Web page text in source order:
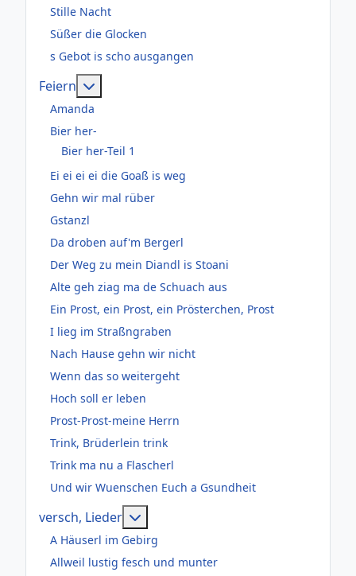
Stille Nacht
Süßer die Glocken
s Gebot is scho ausgangen
Feiern
Amanda
Bier her-
Bier her-Teil 1
Ei ei ei ei die Goaß is weg
Gehn wir mal rüber
Gstanzl
Da droben auf'm Bergerl
Der Weg zu mein Diandl is Stoani
Alte geh ziag ma de Schuach aus
Ein Prost, ein Prost, ein Prösterchen, Prost
I lieg im Straßngraben
Nach Hause gehn wir nicht
Wenn das so weitergeht
Hoch soll er leben
Prost-Prost-meine Herrn
Trink, Brüderlein trink
Trink ma nu a Flascherl
Und wir Wuenschen Euch a Gsundheit
versch, Lieder
A Häuserl im Gebirg
Allweil lustig fesch und munter